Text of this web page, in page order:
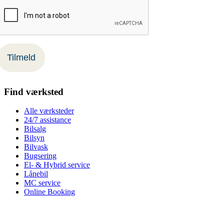
Find værksted
Alle værksteder
24/7 assistance
Bilsalg
Bilsyn
Bilvask
Bugsering
El- & Hybrid service
Lånebil
MC service
Online Booking